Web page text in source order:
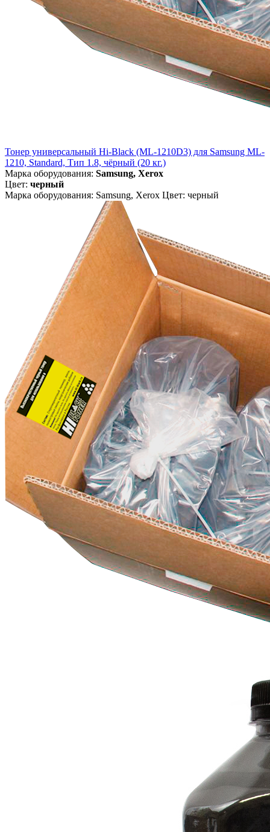
Тонер универсальный Hi-Black (ML-1210D3) для Samsung ML-
1210, Standard, Тип 1.8, чёрный (20 кг.)
Марка оборудования: Samsung, Xerox
Цвет: черный
Марка оборудования: Samsung, Xerox Цвет: черный